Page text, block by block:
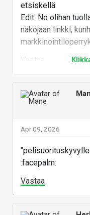
etsiskellä.
Edit: No olihan
näköjään linkki,
Apr 09, 2026
:facepalm:
Vastaa